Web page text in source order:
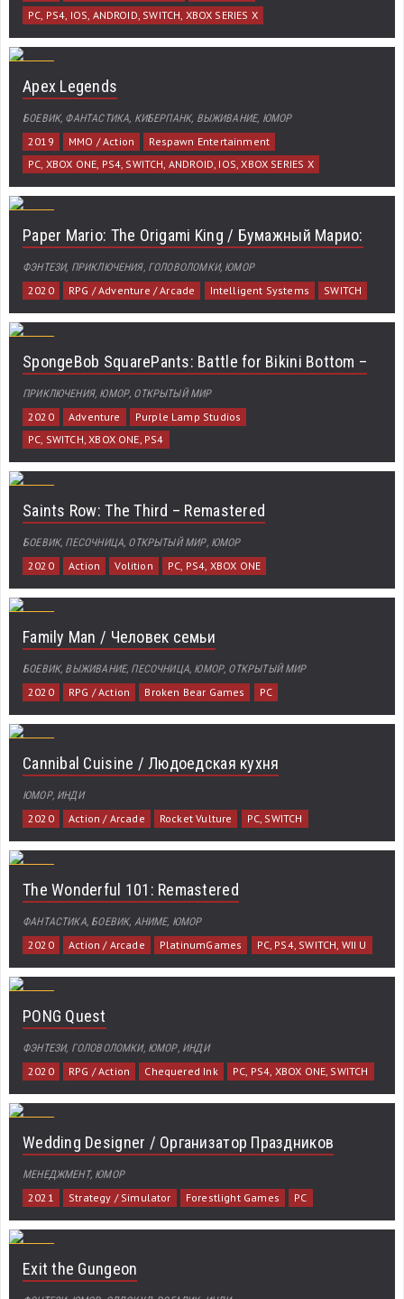
PC, PS4, IOS, ANDROID, SWITCH, XBOX SERIES X
Apex Legends
БОЕВИК, ФАНТАСТИКА, КИБЕРПАНК, ВЫЖИВАНИЕ, ЮМОР
2019 MMO / Action
Respawn Entertainment
PC, XBOX ONE, PS4, SWITCH, ANDROID, IOS, XBOX SERIES X
Paper Mario: The Origami King / Бумажный Марио:
ФЭНТЕЗИ, ПРИКЛЮЧЕНИЯ, ГОЛОВОЛОМКИ, ЮМОР
2020 RPG / Adventure / Arcade Intelligent Systems SWITCH
SpongeBob SquarePants: Battle for Bikini Bottom –
ПРИКЛЮЧЕНИЯ, ЮМОР, ОТКРЫТЫЙ МИР
2020 Adventure
Purple Lamp Studios
PC, SWITCH, XBOX ONE, PS4
Saints Row: The Third – Remastered
БОЕВИК, ПЕСОЧНИЦА, ОТКРЫТЫЙ МИР, ЮМОР
2020 Action Volition PC, PS4, XBOX ONE
Family Man / Человек семьи
БОЕВИК, ВЫЖИВАНИЕ, ПЕСОЧНИЦА, ЮМОР, ОТКРЫТЫЙ МИР
2020 RPG / Action Broken Bear Games PC
Cannibal Cuisine / Людоедская кухня
ЮМОР, ИНДИ
2020 Action / Arcade Rocket Vulture PC, SWITCH
The Wonderful 101: Remastered
ФАНТАСТИКА, БОЕВИК, АНИМЕ, ЮМОР
2020 Action / Arcade PlatinumGames PC, PS4, SWITCH, WII U
PONG Quest
ФЭНТЕЗИ, ГОЛОВОЛОМКИ, ЮМОР, ИНДИ
2020 RPG / Action Chequered Ink PC, PS4, XBOX ONE, SWITCH
Wedding Designer / Организатор Праздников
МЕНЕДЖМЕНТ, ЮМОР
2021 Strategy / Simulator Forestlight Games PC
Exit the Gungeon